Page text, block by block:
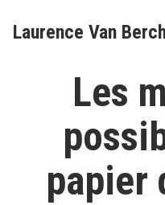
Laurence Van
Les
papier